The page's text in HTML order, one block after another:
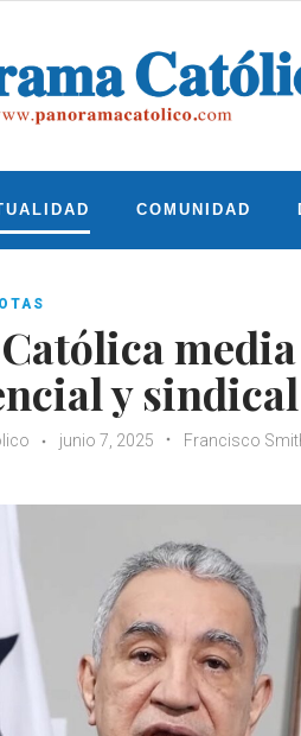
COMUNIDAD
y sindical
junio 7, 2025 Francisco